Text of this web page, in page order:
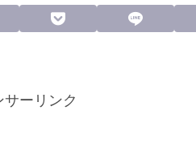
サーリンク